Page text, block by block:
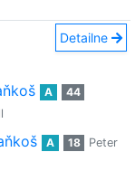
Detailne
A
44
A 18
Peter